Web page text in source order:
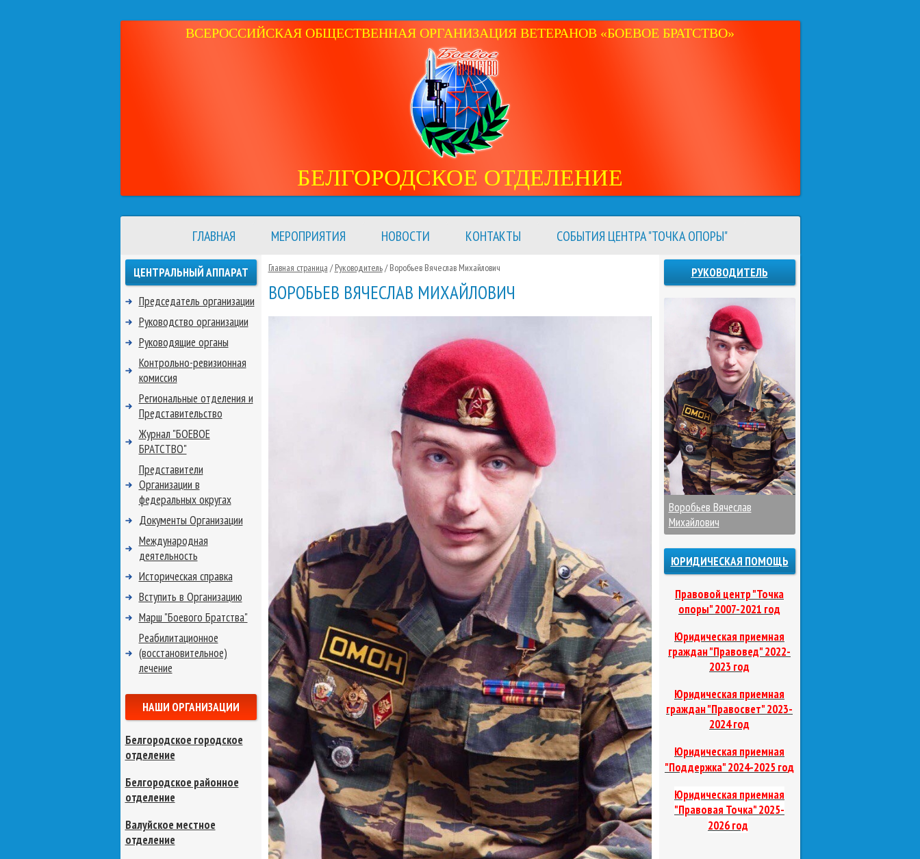
ВСЕРОССИЙСКАЯ ОБЩЕСТВЕННАЯ ОРГАНИЗАЦИЯ ВЕТЕРАНОВ «БОЕВОЕ БРАТСТВО»
БЕЛГОРОДСКОЕ ОТДЕЛЕНИЕ
ГЛАВНАЯ МЕРОПРИЯТИЯ НОВОСТИ КОНТАКТЫ СОБЫТИЯ ЦЕНТРА "ТОЧКА ОПОРЫ"
Главная страница /Руководитель/Воробьев Вячеслав Михайлович
ВОРОБЬЕВ ВЯЧЕСЛАВ МИХАЙЛОВИЧ
ЦЕНТРАЛЬНЫЙ АППАРАТ
Председатель организации
Руководство организации
Руководящие органы
Контрольно-ревизионная
комиссия
Региональные отделения и
Представительство
Журнал "БОЕВОЕ
БРАТСТВО"
Представители
Организации в
федеральных округах
Документы Организации
Международная
деятельность
Историческая справка
Вступить в Организацию
Марш "Боевого Братства"
Реабилитационное
(восстановительное)
лечение
НАШИ ОРГАНИЗАЦИИ
Белгородское городское
отделение
Белгородское районное
отделение
Валуйское местное
отделение
РУКОВОДИТЕЛЬ
Воробьев Вячеслав
Михайлович
ЮРИДИЧЕСКАЯ ПОМОЩЬ
Правовой центр "Точка
опоры" 2007-2021 год
Юридическая приемная
граждан "Правовед"2022-
2023 год
Юридическая приемная
граждан "Правосвет"2023-
2024 год
Юридическая приемная
"Поддержка"2024-2025 год
Юридическая приемная
"Правовая Точка"2025-
2026 год